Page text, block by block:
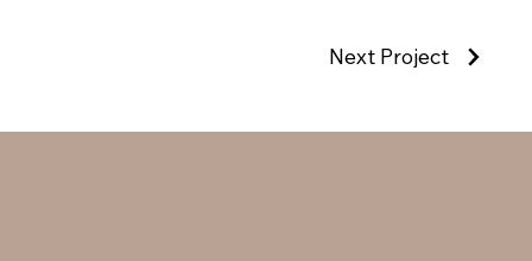
Next Project